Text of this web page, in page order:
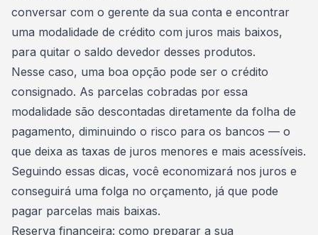
conversar com o gerente da sua conta e encontrar
uma modalidade de crédito com juros mais baixos,
para quitar o saldo devedor desses produtos.
Nesse caso, uma boa opção pode ser o crédito
consignado. As parcelas cobradas por essa
modalidade são descontadas diretamente da folha de
pagamento, diminuindo o risco para os bancos — o
que deixa as taxas de juros menores e mais acessíveis.
Seguindo essas dicas, você economizará nos juros e
conseguirá uma folga no orçamento, já que pode
pagar parcelas mais baixas.
Reserva financeira: como preparar a sua